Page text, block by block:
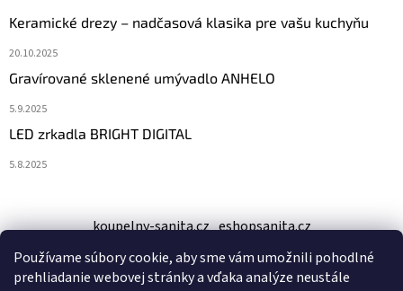
Používame súbory cookie, aby sme vám umožnili pohodlné
prehliadanie webovej stránky a vďaka analýze neustále
Keramické drezy – nadčasová klasika pre vašu kuchyňu
20.10.2025
Gravírované sklenené umývadlo ANHELO
5.9.2025
LED zrkadla BRIGHT DIGITAL
5.8.2025
koupelny-sanita.cz eshopsanita.cz